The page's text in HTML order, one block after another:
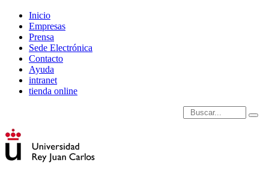
Inicio
Empresas
Prensa
Sede Electrónica
Contacto
Ayuda
intranet
tienda online
Introduce términos de